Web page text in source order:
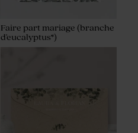
Faire part mariage (branche
d'eucalyptus*)